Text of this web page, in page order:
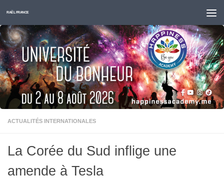
Skip to content
RAËL FRANCE
ACTUALITÉS INTERNATIONALES
La Corée du Sud inflige une
amende à Tesla